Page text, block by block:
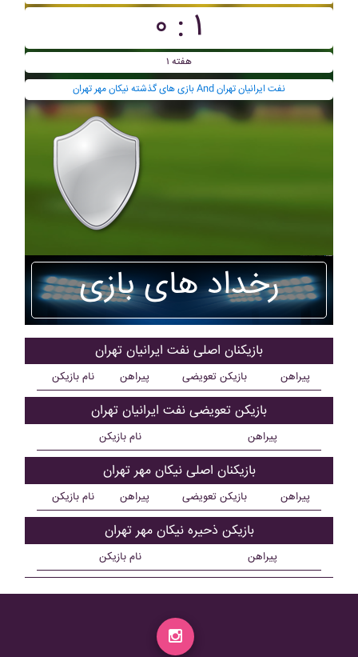
۰ : ۱
هفته ۱
بازی های گذشته نيکان مهر تهران And نفت ايرانيان تهران
رخداد های بازی
بازیکنان اصلی نفت ايرانيان تهران
نام بازیکن پیراهن بازیکن تعویضی پیراهن
بازیکن تعویضی نفت ايرانيان تهران
نام بازیکن پیراهن
بازیکنان اصلی نيکان مهر تهران
نام بازیکن پیراهن بازیکن تعویضی پیراهن
بازیکن ذحیره نيکان مهر تهران
نام بازیکن پیراهن